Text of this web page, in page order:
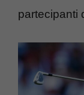
partecipanti